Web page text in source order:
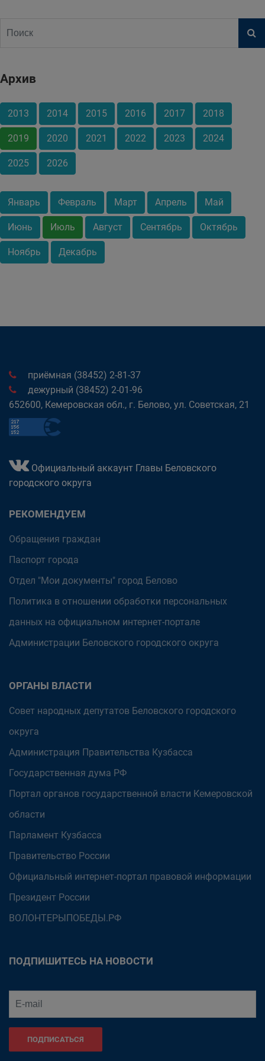
Архив
2013 2014 2015 2016 2017 2018
2019 2020 2021 2022 2023 2024
2025 2026
Январь Февраль Март Апрель Май
Июнь Июль Август Сентябрь Октябрь
Ноябрь Декабрь
приёмная (38452) 2-81-37
дежурный (38452) 2-01-96
652600, Кемеровская обл., г. Белово, ул. Советская, 21
Официальный аккаунт Главы Беловского
городского округа
РЕКОМЕНДУЕМ
Обращения граждан
Паспорт города
Отдел "Мои документы" город Белово
Политика в отношении обработки персональных
данных на официальном интернет-портале
Администрации Беловского городского округа
ОРГАНЫ ВЛАСТИ
Совет народных депутатов Беловского городского
округа
Администрация Правительства Кузбасса
Государственная дума РФ
Портал органов государственной власти Кемеровской
области
Парламент Кузбасса
Правительство России
Официальный интернет-портал правовой информации
Президент России
ВОЛОНТЕРЫПОБЕДЫ.РФ
ПОДПИШИТЕСЬ НА НОВОСТИ
ПОДПИСАТЬСЯ